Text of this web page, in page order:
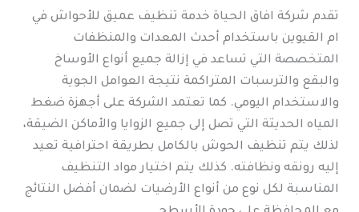
تقدم شركة افاق الحياة خدمة تنظيف عميق للأحواش في
ام القيوين باستخدام أحدث المعدات والمنظفات
المتخصصة التي تساعد في إزالة جميع أنواع الأوساخ
والبقع والترسبات المتراكمة نتيجة العوامل الجوية
والاستخدام اليومي. كما تعتمد الشركة على أجهزة ضغط
المياه الحديثة التي تصل إلى جميع الزوايا والأماكن الضيقة،
لذلك يتم تنظيف الحوش بالكامل بطريقة احترافية تعيد
إليه رونقه ونظافته. كذلك يتم اختيار مواد التنظيف
المناسبة لكل نوع من أنواع الأرضيات لضمان أفضل النتائج